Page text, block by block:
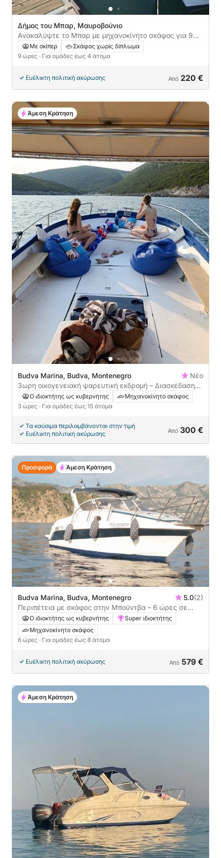
Δήμος του Μπαρ, Μαυροβούνιο
Ανακαλύψτε το Μπαρ με μηχανοκίνητο σκάφος για 9
ώρεςΜε σκίπερ
Σκάφος χωρίς δίπλωμα
9 ώρες · Για ομάδες έως 4 άτομα
Ευέλικτη πολιτική ακύρωσης Από 220 €
Budva Marina, Budva, Montenegro
Νέο
3ωρη οικογενειακή ψαρευτική εκδρομή – Διασκέδαση
για όλες τις ηλικίες
Ο ιδιοκτήτης ως κυβερνήτης
Μηχανοκίνητο σκάφος
3 ώρες · Για ομάδες έως 15 άτομα
Τα καύσιμα περιλαμβάνονται στην τιμή
Ευέλικτη πολιτική ακύρωσης
Από 300 €
Άμεση Κράτηση
Budva Marina, Budva, Montenegro 5.0(2)
Περιπέτεια με σκάφος στην Μπούντβα – 6 ώρες σε
παραλίες και κόλπους
Ο ιδιοκτήτης ως κυβερνήτης
Super ιδιοκτήτης
Μηχανοκίνητο σκάφος
6 ώρες · Για ομάδες έως 8 άτομα
Ευέλικτη πολιτική ακύρωσης Από 579 €
Προσφορά Άμεση Κράτηση
Άμεση Κράτηση